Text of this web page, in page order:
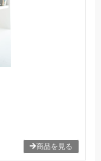
商品を見る